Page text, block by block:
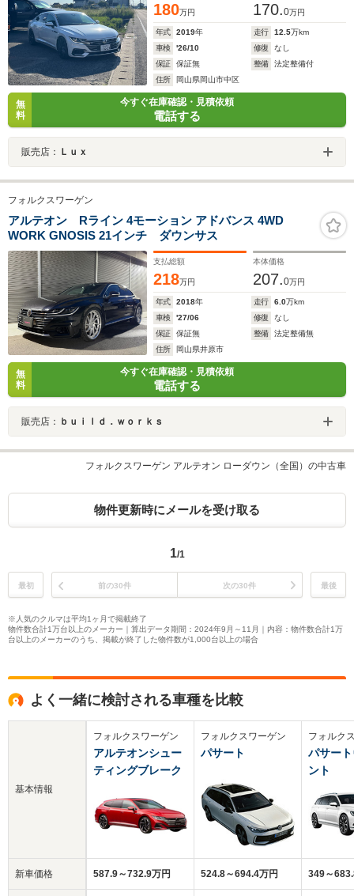
180万円 170.0万円
年式 2019年 走行 12.5万km
車検
'26/10 修復
なし
保証
保証無 整備
法定整備付
住所
岡山県岡山市中区
無
料
今すぐ在庫確認・見積依頼
電話する
販売店： Ｌｕｘ
フォルクスワーゲン
アルテオン Rライン 4モーション アドバンス 4WD
WORK GNOSIS 21インチ ダウンサス
支払総額
218万円
本体価格
207.0万円
年式 2018年 走行 6.0万km
車検
'27/06 修復
なし
保証
保証無 整備
法定整備無
住所
岡山県井原市
無
料
今すぐ在庫確認・見積依頼
電話する
販売店： ｂｕｉｌｄ．ｗｏｒｋｓ
フォルクスワーゲン アルテオン ローダウン（全国）の中古車
物件更新時にメールを受け取る
1/1
最初 前の30件 次の30件 最後
※人気のクルマは平均1ヶ月で掲載終了
物件数合計1万台以上のメーカー｜算出データ期間：2024年9月～11月｜内容：物件数合計1万
台以上のメーカーのうち、掲載が終了した物件数が1,000台以上の場合
よく一緒に検討される車種を比較
基本情報
新車価格
フォルクスワーゲン
アルテオンシュー
ティングブレーク
587.9～732.9万円
フォルクスワーゲン
パサート
524.8～694.4万円
フォルク
パサー
ント
349～